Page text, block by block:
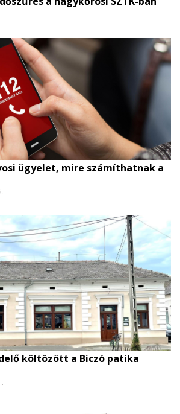
ügyelet, mire számíthatnak a
költözött a Biczó patika